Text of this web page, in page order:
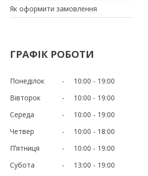
Як оформити замовлення
ГРАФІК РОБОТИ
Понеділок 10:00
19:00
Вівторок
10:00
19:00
Середа
10:00
19:00
Четвер
10:00
18:00
Пʼятниця
10:00
19:00
Субота
13:00
19:00